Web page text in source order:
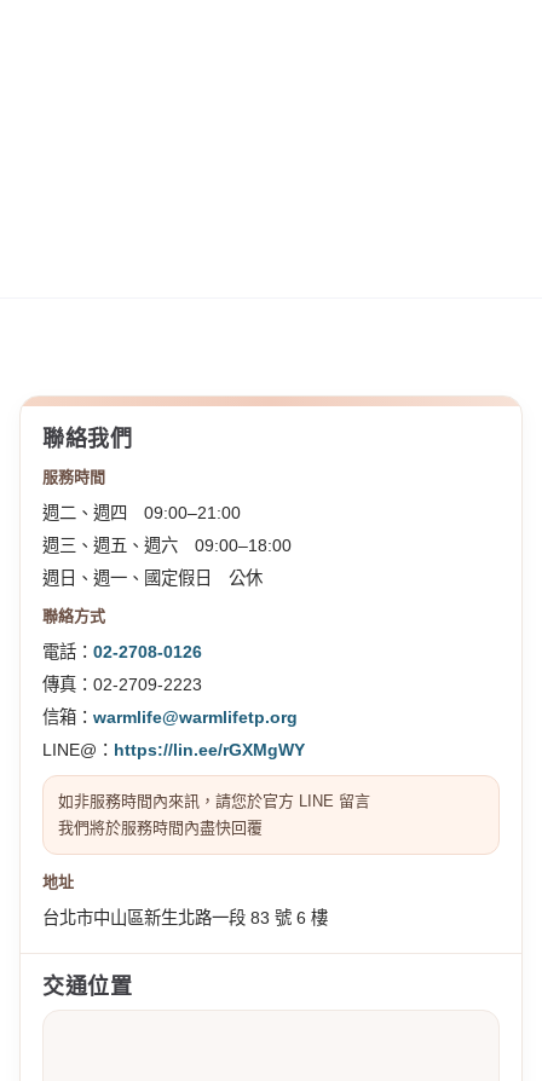
聯絡我們
服務時間
週二、週四 09:00–21:00
週三、週五、週六 09:00–18:00
週日、週一、國定假日 公休
聯絡方式
電話： 02-2708-0126
傳真：02-2709-2223
信箱： warmlife@warmlifetp.org
LINE@： https://lin.ee/rGXMgWY
如非服務時間內來訊，請您於官方 LINE 留言
我們將於服務時間內盡快回覆
地址
台北市中山區新生北路一段 83 號 6 樓
交通位置